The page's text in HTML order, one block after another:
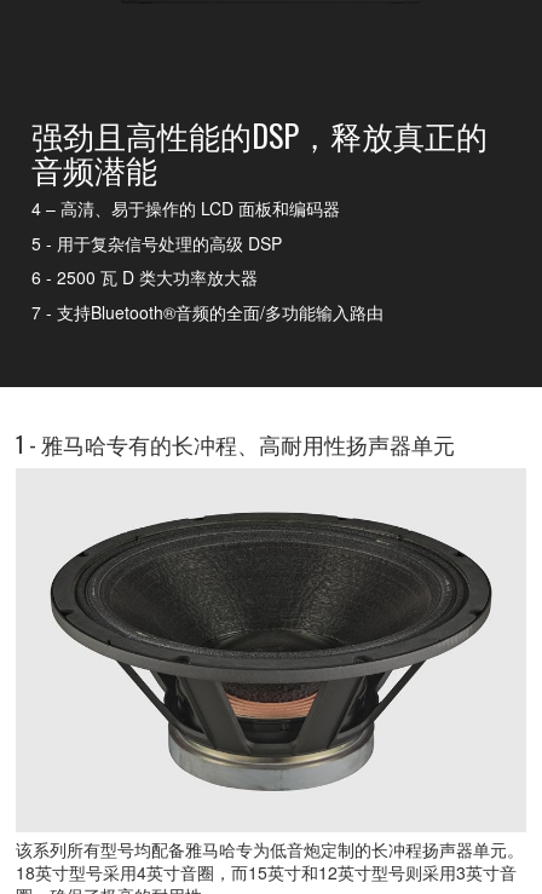
强劲且高性能的DSP，释放真正的
音频潜能
4 – 高清、易于操作的 LCD 面板和编码器
5 - 用于复杂信号处理的高级 DSP
6 - 2500 瓦 D 类大功率放大器
7 - 支持Bluetooth®音频的全面/多功能输入路由
1 - 雅马哈专有的长冲程、高耐用性扬声器单元
该系列所有型号均配备雅马哈专为低音炮定制的长冲程扬声器单元。
18英寸型号采用4英寸音圈，而15英寸和12英寸型号则采用3英寸音